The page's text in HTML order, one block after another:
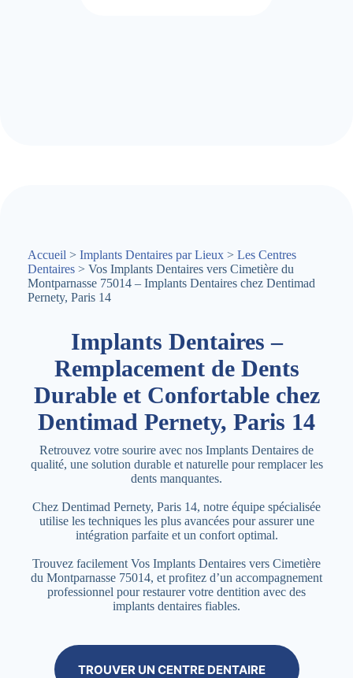
Accueil > Implants Dentaires par Lieux > Les Centres
Dentaires > Vos Implants Dentaires vers Cimetière du
Montparnasse 75014 – Implants Dentaires chez Dentimad
Pernety, Paris 14
Implants Dentaires –
Remplacement de Dents
Durable et Confortable chez
Dentimad Pernety, Paris 14
Retrouvez votre sourire avec nos Implants Dentaires de
qualité, une solution durable et naturelle pour remplacer les
dents manquantes.
Chez Dentimad Pernety, Paris 14, notre équipe spécialisée
utilise les techniques les plus avancées pour assurer une
intégration parfaite et un confort optimal.
Trouvez facilement Vos Implants Dentaires vers Cimetière
du Montparnasse 75014, et profitez d’un accompagnement
professionnel pour restaurer votre dentition avec des
implants dentaires fiables.
TROUVER UN CENTRE DENTAIRE